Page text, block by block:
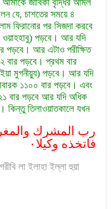
যে, চাশতের সময়ে ৪
ফিরানোর পর সিজদা করবে
ওয়াহহাবু) পড়বে। আর যদি
পড়বে। আর এটাও পরীক্ষিত
বার পড়বে। প্রথম বার
মুগনীয়্যু) পড়বে। আর যদি
১১০০ বার পড়বে। এবং
বার পড়বে আর যদি অধিক
কিন্তু তিলাওয়াতকালে যখন
رب المشرك
فاتخذه وكيلا٠
লা ইলাহা ইল্লা হুয়া